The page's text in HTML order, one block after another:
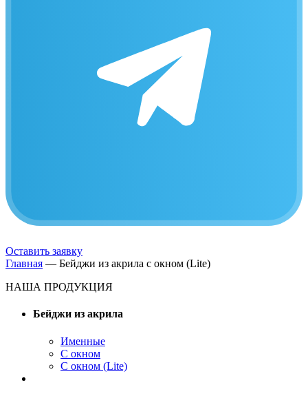
Оставить заявку
Главная — Бейджи из акрила с окном (Lite)
НАША ПРОДУКЦИЯ
Бейджи из акрила
Именные
С окном
С окном (Lite)